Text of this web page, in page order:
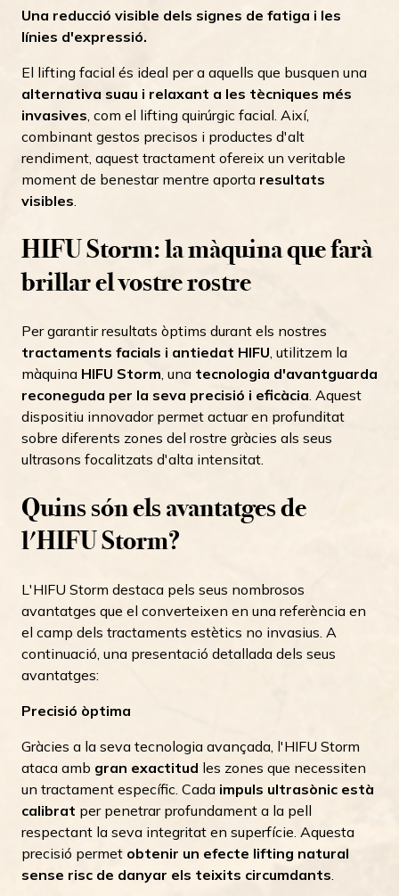
Una reducció visible dels signes de fatiga i les
línies d'expressió.
El lifting facial és ideal per a aquells que busquen una
alternativa suau i relaxant a les tècniques més
invasives , com el lifting quirúrgic facial. Així,
combinant gestos precisos i productes d'alt
rendiment, aquest tractament ofereix un veritable
moment de benestar mentre aporta resultats
visibles
HIFU Storm: la màquina que farà
brillar el vostre rostre
Per garantir resultats òptims durant els nostres
tractaments facials i antiedat HIFU , utilitzem la
màquina HIFU Storm , una tecnologia d'avantguarda
reconeguda per la seva precisió i eficàcia . Aquest
dispositiu innovador permet actuar en profunditat
sobre diferents zones del rostre gràcies als seus
ultrasons focalitzats d'alta intensitat.
Quins són els avantatges de
l'HIFU Storm?
L'HIFU Storm destaca pels seus nombrosos
avantatges que el converteixen en una referència en
el camp dels tractaments estètics no invasius. A
continuació, una presentació detallada dels seus
avantatges:
Precisió òptima
Gràcies a la seva tecnologia avançada, l'HIFU Storm
ataca amb gran exactitud les zones que necessiten
un tractament específic. Cada impuls ultrasònic està
calibrat per penetrar profundament a la pell
respectant la seva integritat en superfície. Aquesta
precisió permet obtenir un efecte lifting natural
sense risc de danyar els teixits circumdants